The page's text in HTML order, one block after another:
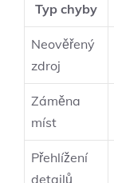
Typ chyby
Neověřený
zdroj
Záměna
míst
Přehlížení
detailů